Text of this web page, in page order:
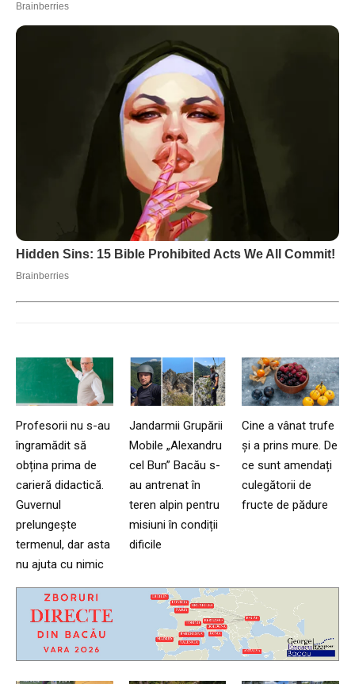
Profesorii nu s-au
îngramădit să
obțina prima de
carieră didactică.
Guvernul
prelungește
termenul, dar asta
nu ajuta cu nimic
Jandarmii Grupării
Mobile „Alexandru
cel Bun” Bacău s-
au antrenat în
teren alpin pentru
misiuni în condiții
dificile
Cine a vânat trufe
și a prins mure. De
ce sunt amendați
culegătorii de
fructe de pădure